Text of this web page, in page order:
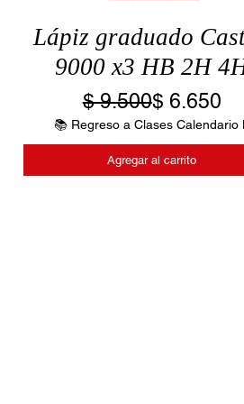
Lápiz graduado
9000 x3 HB 2H
Precio
$ 9.500Precio de
$ 6.650
📚 Regreso a Clases Calendario
Agregar al carrito